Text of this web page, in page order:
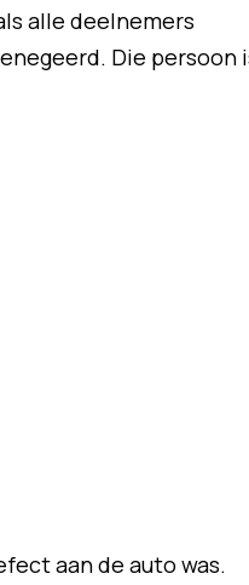
alle deelnemers
Die persoon
aan de auto was.